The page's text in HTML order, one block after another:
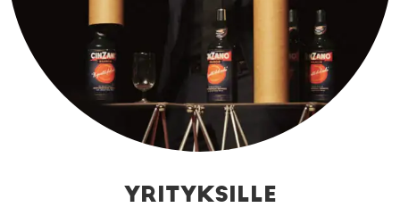
YRITYKSILLE